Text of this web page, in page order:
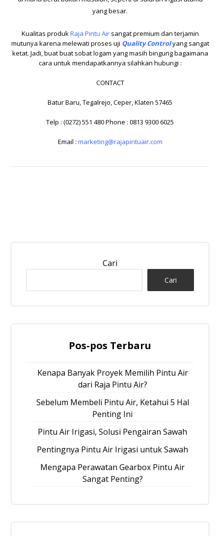
yang besar.
Kualitas produkRaja Pintu Airsangat premium dan terjamin
mutunya karena melewati proses uji Quality Controlyang sangat
ketat. Jadi, buat buat sobat logam yang masih bingung bagaimana
cara untuk mendapatkannya silahkan hubungi :
CONTACT
Batur Baru, Tegalrejo, Ceper, Klaten 57465
Telp : (0272) 551 480 Phone : 0813 9300 6025
Email : marketing@rajapintuair.com
Cari
Cari
Pos-pos Terbaru
Kenapa Banyak Proyek Memilih Pintu Air
dari Raja Pintu Air?
Sebelum Membeli Pintu Air, Ketahui 5 Hal
Penting Ini
Pintu Air Irigasi, Solusi Pengairan Sawah
Pentingnya Pintu Air Irigasi untuk Sawah
Mengapa Perawatan Gearbox Pintu Air
Sangat Penting?